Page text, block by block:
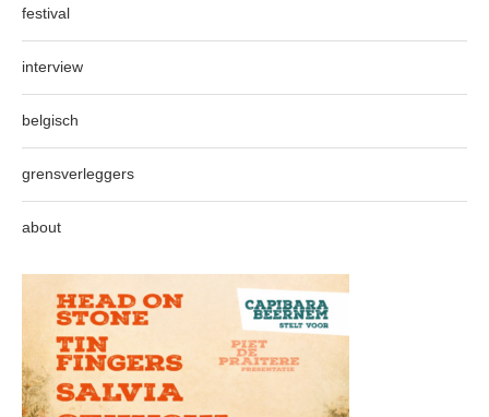
festival
interview
belgisch
grensverleggers
about